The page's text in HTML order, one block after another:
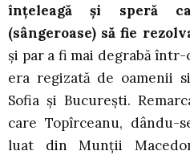
înţeleagă şi speră
(sângeroase) să fie
şi par a fi mai degrabă
era regizată de oamenii
Sofia şi Bucureşti.
care Topîrceanu, dându-
luat din Munţii